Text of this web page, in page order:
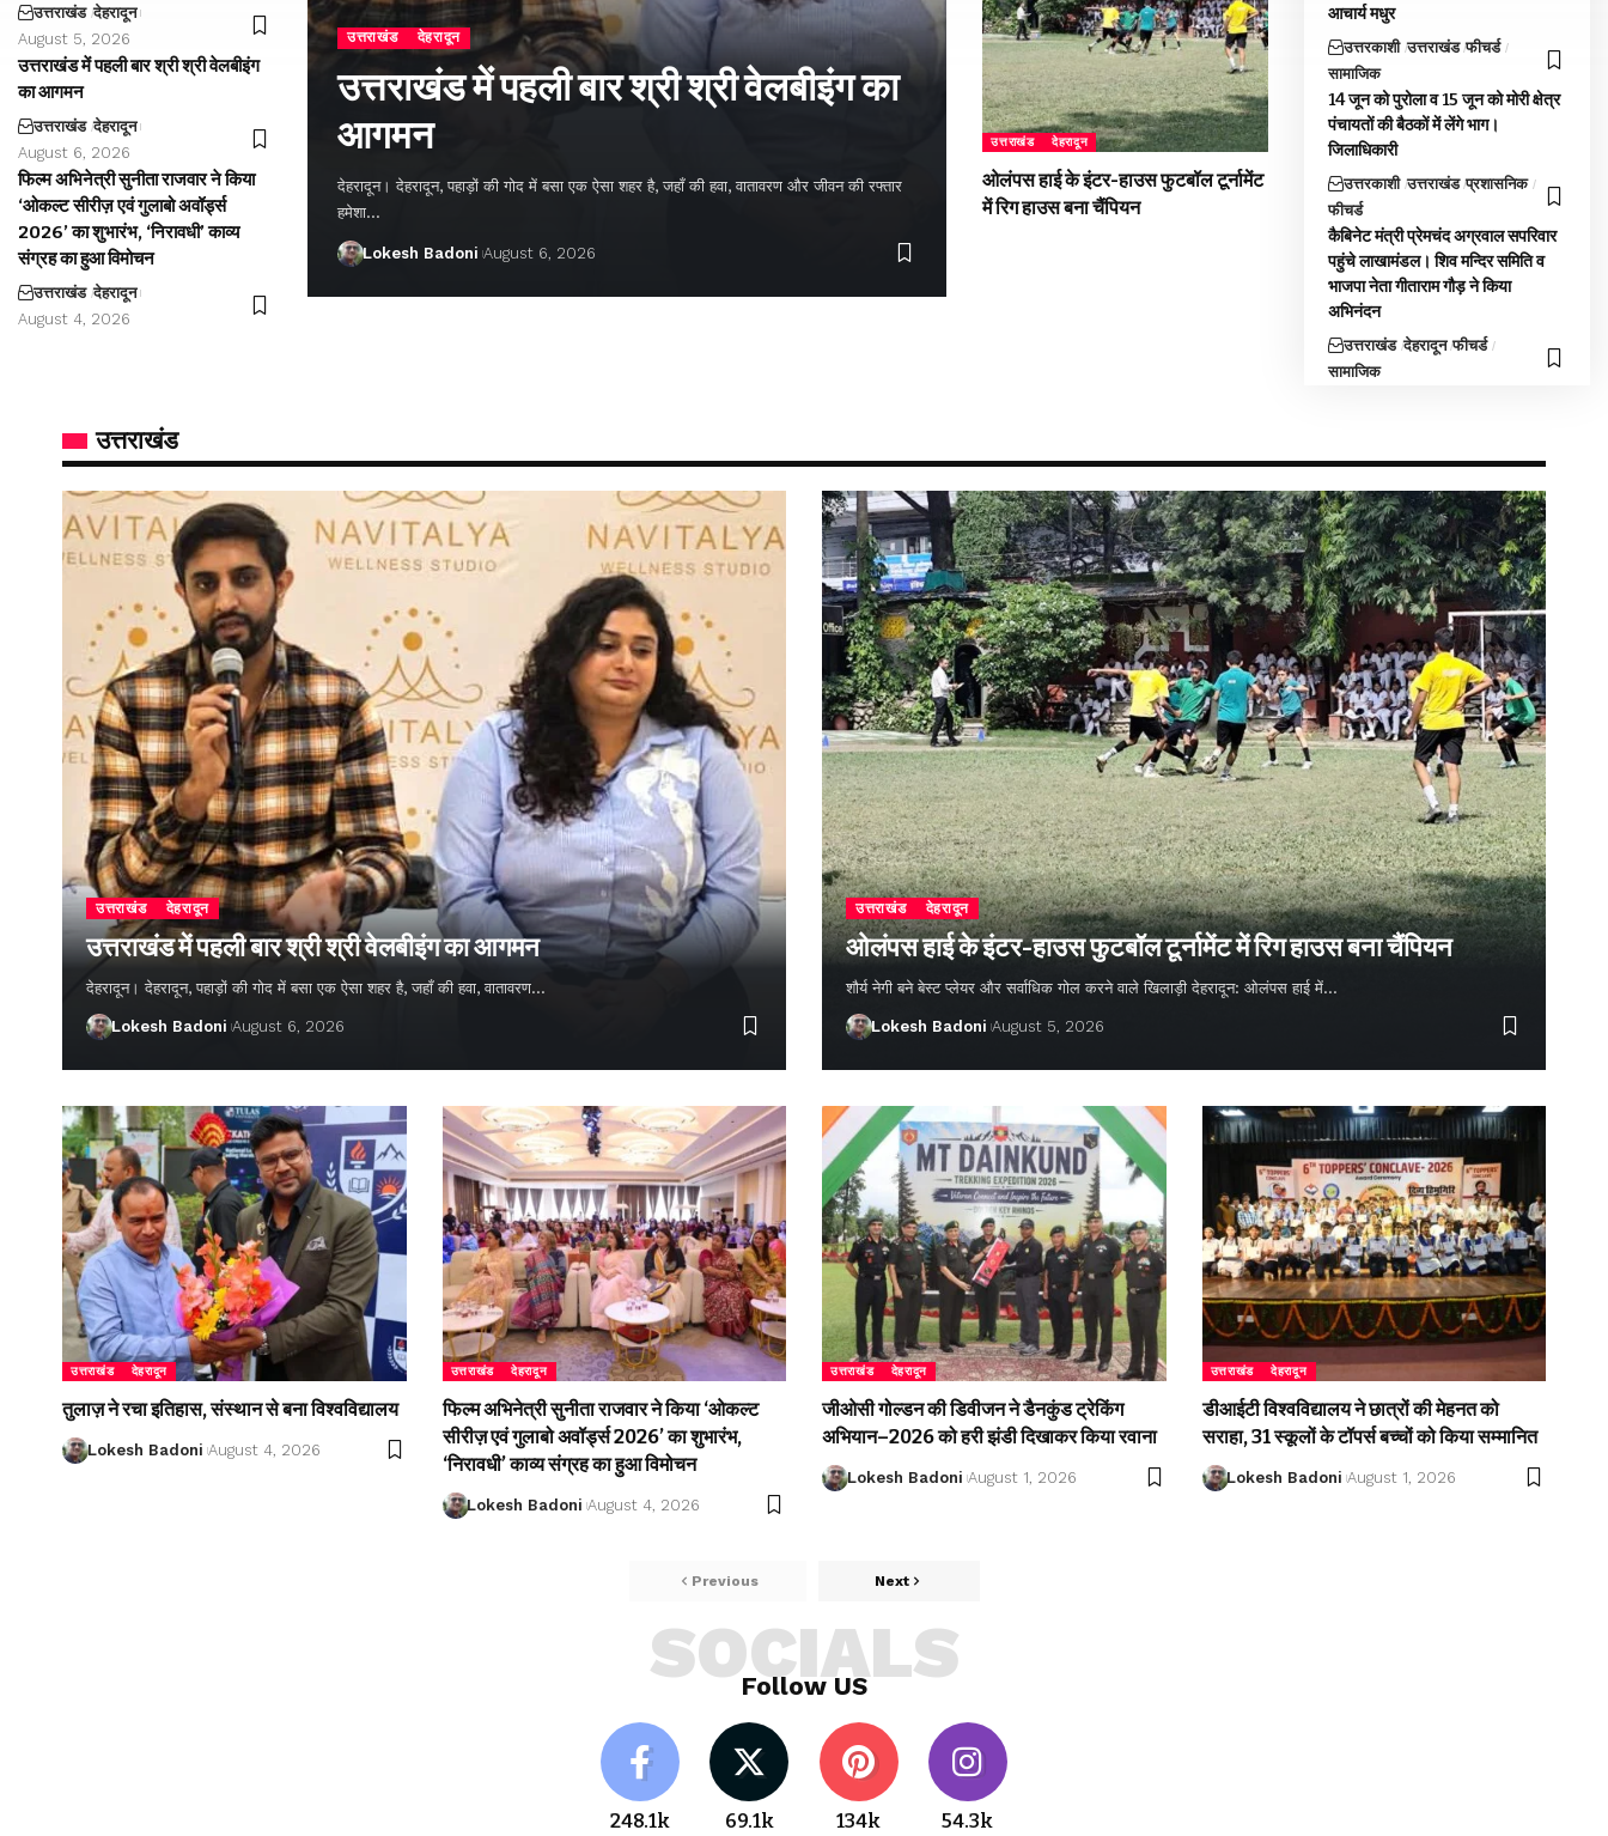
उत्तराखंड देहरादून
August 5, 2026
उत्तराखंड में पहली बार श्री श्री वेलबीइंग
का आगमन
उत्तराखंड देहरादून
August 6, 2026
फिल्म अभिनेत्री सुनीता राजवार ने किया
‘ओकल्ट सीरीज़ एवं गुलाबो अवॉर्ड्स
2026’ का शुभारंभ, ‘निरावधी’ काव्य
संग्रह का हुआ विमोचन
उत्तराखंड देहरादून
August 4, 2026
उत्तराखंड देहरादून
उत्तराखंड में पहली बार श्री श्री वेलबीइंग का
आगमन
देहरादून। देहरादून, पहाड़ों की गोद में बसा एक ऐसा शहर है, जहाँ की हवा, वातावरण और जीवन की रफ्तार
हमेशा…
Lokesh Badoni August 6, 2026
उत्तराखंड देहरादून
ओलंपस हाई के इंटर-हाउस फुटबॉल टूर्नामेंट
में रिग हाउस बना चैंपियन
आचार्य मधुर
उत्तरकाशी उत्तराखंड फीचर्ड
सामाजिक
14 जून को पुरोला व 15 जून को मोरी क्षेत्र
पंचायतों की बैठकों में लेंगे भाग।
जिलाधिकारी
उत्तरकाशी उत्तराखंड प्रशासनिक
फीचर्ड
कैबिनेट मंत्री प्रेमचंद अग्रवाल सपरिवार
पहुंचे लाखामंडल। शिव मन्दिर समिति व
भाजपा नेता गीताराम गौड़ ने किया
अभिनंदन
उत्तराखंड देहरादून फीचर्ड
सामाजिक
उत्तराखंड
उत्तराखंड देहरादून
उत्तराखंड में पहली बार श्री श्री वेलबीइंग का आगमन
देहरादून। देहरादून, पहाड़ों की गोद में बसा एक ऐसा शहर है, जहाँ की हवा, वातावरण…
Lokesh Badoni August 6, 2026
उत्तराखंड देहरादून
ओलंपस हाई के इंटर-हाउस फुटबॉल टूर्नामेंट में रिग हाउस बना चैंपियन
शौर्य नेगी बने बेस्ट प्लेयर और सर्वाधिक गोल करने वाले खिलाड़ी देहरादून: ओलंपस हाई में…
Lokesh Badoni August 5, 2026
उत्तराखंड देहरादून
तुलाज़ ने रचा इतिहास, संस्थान से बना विश्वविद्यालय
Lokesh Badoni August 4, 2026
उत्तराखंड देहरादून
फिल्म अभिनेत्री सुनीता राजवार ने किया ‘ओकल्ट
सीरीज़ एवं गुलाबो अवॉर्ड्स 2026’ का शुभारंभ,
‘निरावधी’ काव्य संग्रह का हुआ विमोचन
Lokesh Badoni August 4, 2026
उत्तराखंड देहरादून
जीओसी गोल्डन की डिवीजन ने डैनकुंड ट्रेकिंग
अभियान–2026 को हरी झंडी दिखाकर किया रवाना
Lokesh Badoni August 1, 2026
उत्तराखंड देहरादून
डीआईटी विश्वविद्यालय ने छात्रों की मेहनत को
सराहा, 31 स्कूलों के टॉपर्स बच्चों को किया सम्मानित
Lokesh Badoni August 1, 2026
Previous Next
Follow US
SOCIALS
248.1k 69.1k 134k 54.3k